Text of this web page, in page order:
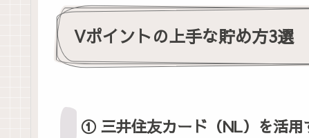
Vポイントの上手な貯め方3選
① 三井住友カード（NL）を活用